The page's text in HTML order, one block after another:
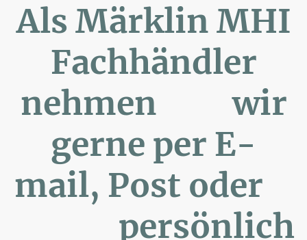
Als Märklin MHI
Fachhändler
nehmen wir
gerne per E-
mail, Post oder
persönlich